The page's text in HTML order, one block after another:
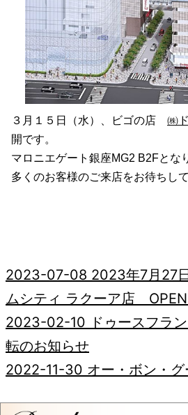
３月１５日（水）、ビゴの店 ㈱
開です。
マロニエゲート銀座MG2 B2Fとな
多くのお客様のご来店をお待ちし
2023-07-08 2023年7月27
ムシティ ラクーア店 OPEN
2023-02-10 ドゥースフ
転のお知らせ
2022-11-30 オー・ボン・